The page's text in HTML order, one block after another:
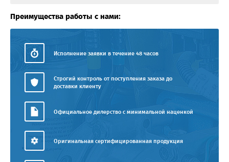
Преимущества работы с нами:
Исполнение заявки в течение 48 часов
Строгий контроль от поступления заказа до
доставки клиенту
Официальное дилерство с минимальной наценкой
Оригинальная сертифицированная продукция